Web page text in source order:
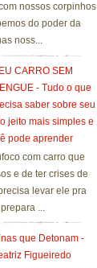
nossos corpinhos
do poder da
noss...
CARRO SEM
- Tudo o que
saber sobre seu
jeito mais simples e
pode aprender
com carro que
e de ter crises de
levar ele pra
...
que Detonam -
Figueiredo